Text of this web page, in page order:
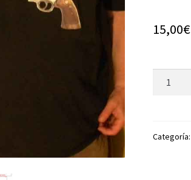
15,00€
Wesson
Categoría: